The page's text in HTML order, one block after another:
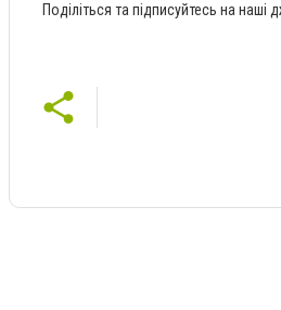
Поділіться та підписуйтесь на наші